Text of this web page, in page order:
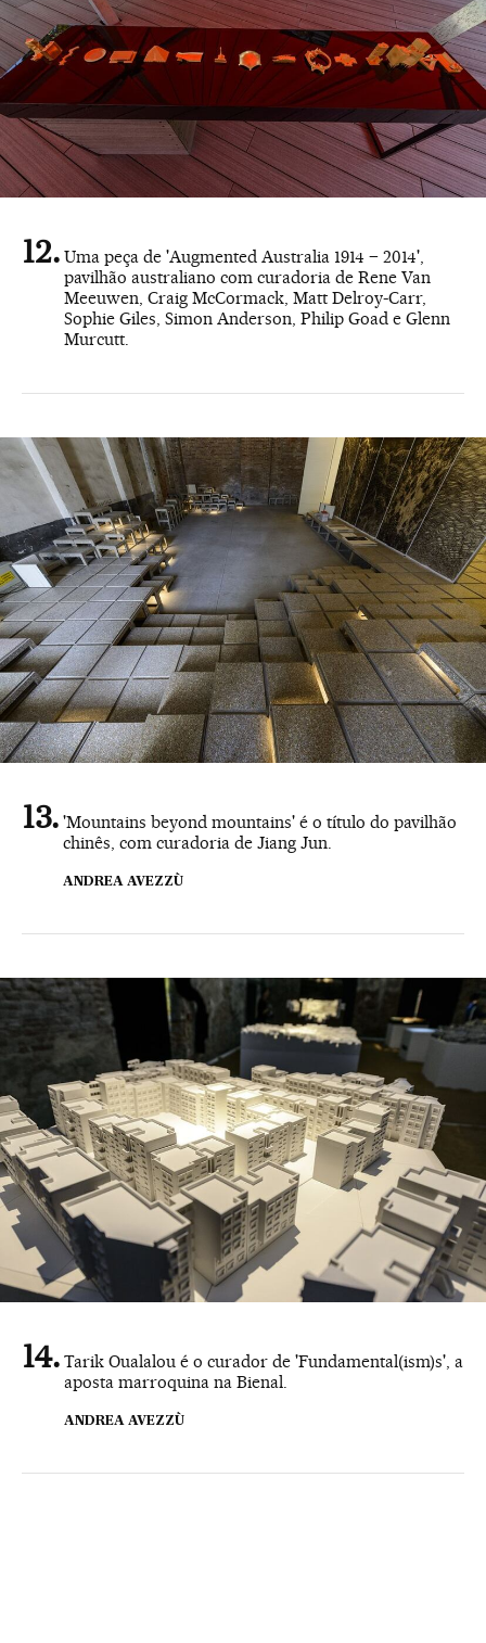
Uma peça de 'Augmented Australia 1914 – 2014',
pavilhão australiano com curadoria de Rene Van
Meeuwen, Craig McCormack, Matt Delroy-Carr,
Sophie Giles, Simon Anderson, Philip Goad e Glenn
Murcutt.
'Mountains beyond mountains' é o título do pavilhão
chinês, com curadoria de Jiang Jun.
ANDREA AVEZZÙ
Tarik Oualalou é o curador de 'Fundamental(ism)s', a
aposta marroquina na Bienal.
ANDREA AVEZZÙ